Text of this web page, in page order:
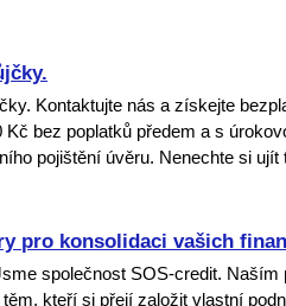
Kontaktujte nás a získejte
bez poplatků předem a s
pojištění úvěru. Nenechte si ujít
pro konsolidaci vašich
společnost SOS-credit. Naším
kteří si přejí založit vlastní